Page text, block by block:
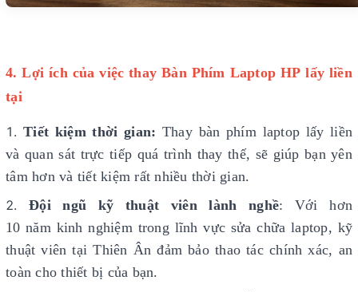
4. Lợi ích của việc thay Bàn Phím Laptop HP lấy liền
tại
Tiết kiệm thời gian: Thay bàn phím laptop lấy liền
và quan sát trực tiếp quá trình thay thế, sẽ giúp bạn yên
tâm hơn và tiết kiệm rất nhiều thời gian.
Đội ngũ kỹ thuật viên lành nghề: Với hơn
10 năm kinh nghiệm trong lĩnh vực sửa chữa laptop, kỹ
thuật viên tại Thiên Ân đảm bảo thao tác chính xác, an
toàn cho thiết bị của bạn.